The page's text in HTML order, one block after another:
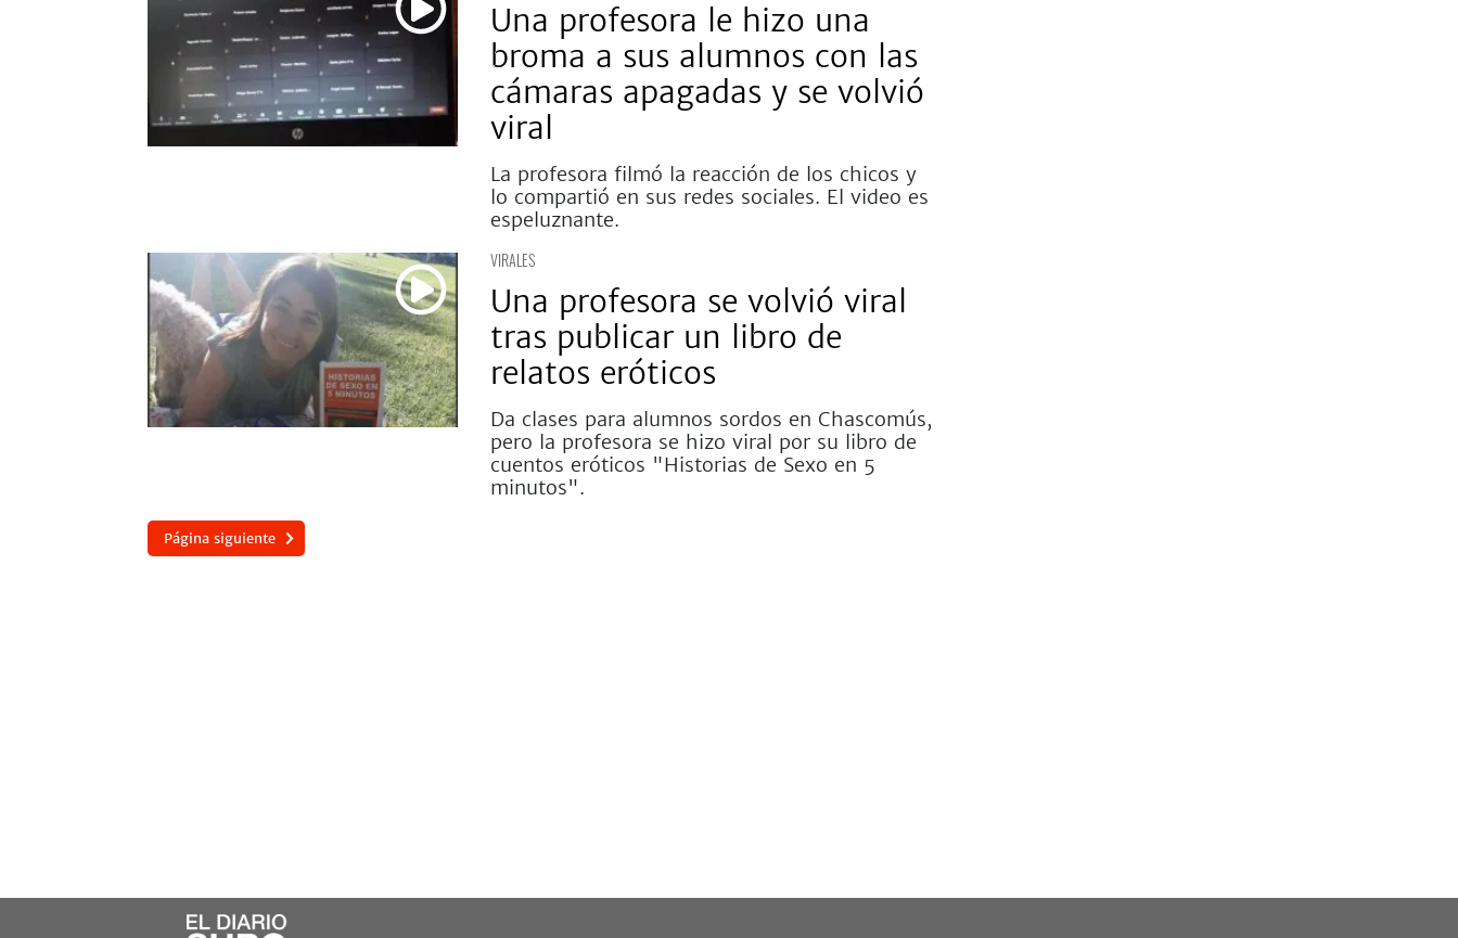
Una profesora le hizo una
broma a sus alumnos con las
cámaras apagadas y se volvió
viral
La profesora filmó la reacción de los chicos y
lo compartió en sus redes sociales. El video es
espeluznante.
VIRALES
Una profesora se volvió viral
tras publicar un libro de
relatos eróticos
Da clases para alumnos sordos en Chascomús,
pero la profesora se hizo viral por su libro de
cuentos eróticos "Historias de Sexo en 5
minutos".
Página siguiente